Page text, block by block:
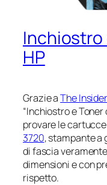
Inchiostro
HP
Grazie aThe
“Inchiostro e Toner
provare le
3720, stampante a
di fascia
dimensioni e con
rispetto.